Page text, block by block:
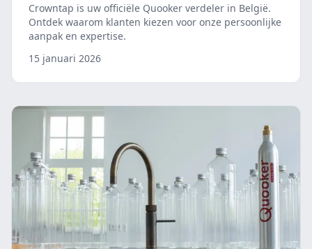
Crowntap is uw officiële Quooker verdeler in België.
Ontdek waarom klanten kiezen voor onze persoonlijke
aanpak en expertise.
15 januari 2026